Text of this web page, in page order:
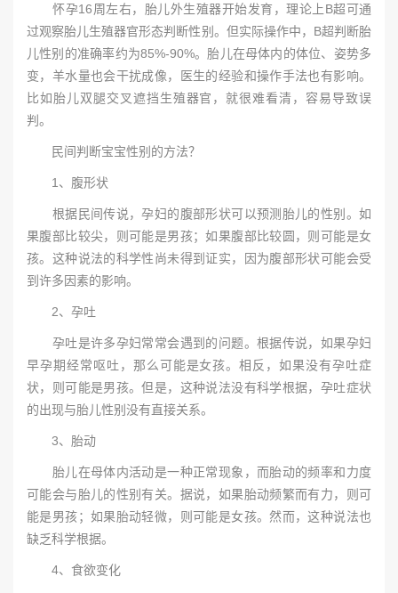
怀孕16周左右，胎儿外生殖器开始发育，理论上B超可通
过观察胎儿生殖器官形态判断性别。但实际操作中，B超判断胎
儿性别的准确率约为85%-90%。胎儿在母体内的体位、姿势多
变，羊水量也会干扰成像，医生的经验和操作手法也有影响。
比如胎儿双腿交叉遮挡生殖器官，就很难看清，容易导致误
判。
民间判断宝宝性别的方法？
1、腹形状
根据民间传说，孕妇的腹部形状可以预测胎儿的性别。如
果腹部比较尖，则可能是男孩；如果腹部比较圆，则可能是女
孩。这种说法的科学性尚未得到证实，因为腹部形状可能会受
到许多因素的影响。
2、孕吐
孕吐是许多孕妇常常会遇到的问题。根据传说，如果孕妇
早孕期经常呕吐，那么可能是女孩。相反，如果没有孕吐症
状，则可能是男孩。但是，这种说法没有科学根据，孕吐症状
的出现与胎儿性别没有直接关系。
3、胎动
胎儿在母体内活动是一种正常现象，而胎动的频率和力度
可能会与胎儿的性别有关。据说，如果胎动频繁而有力，则可
能是男孩；如果胎动轻微，则可能是女孩。然而，这种说法也
缺乏科学根据。
4、食欲变化